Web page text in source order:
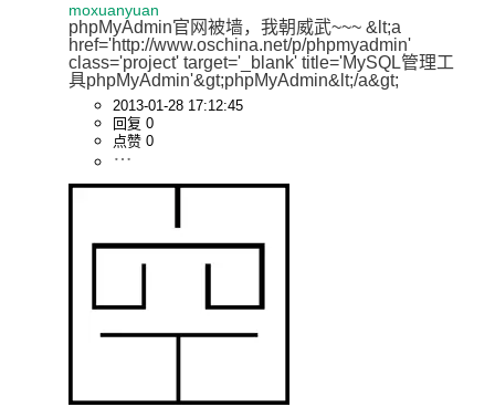
moxuanyuan
phpMyAdmin官网被墙，我朝威武~~~ &lt;a
href='http://www.oschina.net/p/phpmyadmin'
class='project' target='_blank' title='MySQL管理工
具phpMyAdmin'&gt;phpMyAdmin&lt;/a&gt;
2013-01-28 17:12:45
回复 0
点赞 0